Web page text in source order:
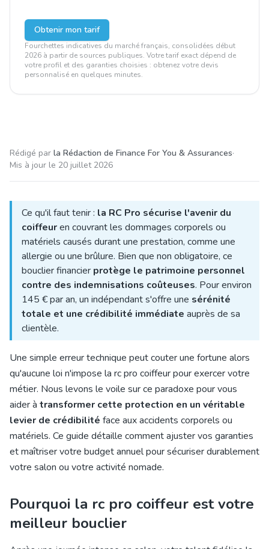
Obtenir mon tarif
Fourchettes indicatives du marché français, consolidées début
2026 à partir de sources publiques. Votre tarif exact dépend de
votre profil et des garanties choisies : obtenez votre devis
personnalisé en quelques minutes.
Rédigé par la Rédaction de Finance For You & Assurances·
Mis à jour le 20 juillet 2026
Ce qu'il faut tenir : la RC Pro sécurise l'avenir du
coiffeuren couvrant les dommages corporels ou
matériels causés durant une prestation, comme une
allergie ou une brûlure. Bien que non obligatoire, ce
bouclier financier protège le patrimoine personnel
contre des indemnisations coûteuses. Pour environ
145 € par an, un indépendant s'offre une sérénité
totale et une crédibilité immédiate auprès de sa
clientèle.
Une simple erreur technique peut couter une fortune alors
qu'aucune loi n'impose la rc pro coiffeur pour exercervotre
métier. Nous levons le voile sur ce paradoxe pour vous
aider à transformer cette protection en un véritable
levier de crédibilité face auxaccidents corporels ou
matériels. Ce guide détaille comment ajuster vos garanties
et maîtriser votre budget annuel pour sécuriser durablement
votre salon ou votre activité nomade.
Pourquoi la rc pro coiffeur est votre
meilleur bouclier